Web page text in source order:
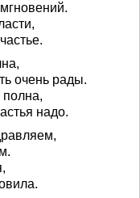
очень рады.
полна,
надо.